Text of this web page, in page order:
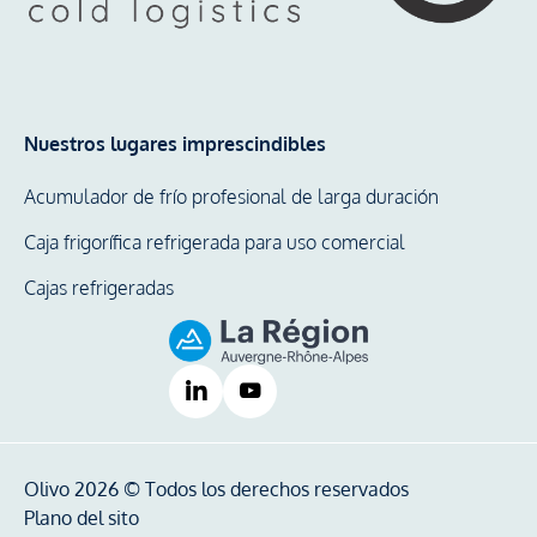
Nuestros lugares imprescindibles
Acumulador de frío profesional de larga duración
Caja frigorífica refrigerada para uso comercial
Cajas refrigeradas
Olivo 2026 © Todos los derechos reservados
Plano del sito